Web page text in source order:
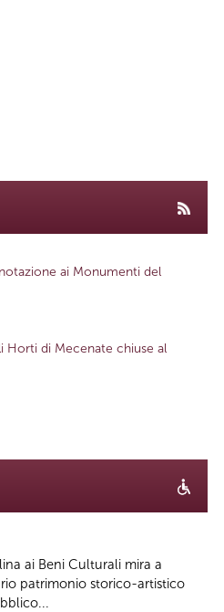
ai Monumenti del
Horti di Mecenate chiuse al
ai Beni Culturali mira a
patrimonio storico-artistico